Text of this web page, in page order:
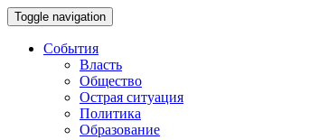
Toggle navigation
События
Власть
Общество
Острая ситуация
Политика
Образование